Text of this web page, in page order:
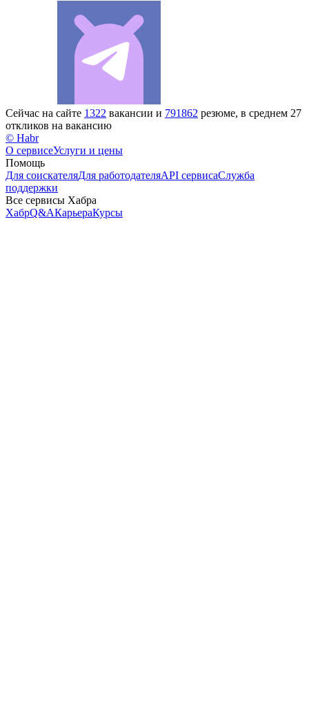
Сейчас на сайте 1322 вакансии и 791862 резюме, в среднем 27
откликов на вакансию
© Habr
О сервисеУслуги и цены
Помощь
Для соискателяДля работодателяAPI сервисаСлужба
поддержки
Все сервисы Хабра
ХабрQ&AКарьераКурсы